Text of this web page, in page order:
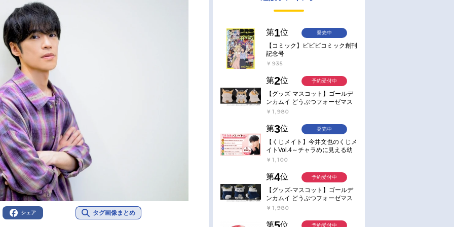
シェア タグ画像まとめ
第1位
【コミック】ビビビコミック創刊
記念号
￥935
発売中
第2位
【グッズ-マスコット】ゴールデ
ンカムイ どうぶつフォーゼマス
コット 4.尾形百之助【再販】
￥1,980
予約受付中
第3位
【くじメイト】今井文也のくじメ
イトVol.4～チャラめに見える幼
馴染、実は一途で独占欲が強いん
￥1,100
発売中
第4位
【グッズ-マスコット】ゴールデ
ンカムイ どうぶつフォーゼマス
コット 5.月島軍曹【再販】
￥1,980
予約受付中
第 位 予約受付中